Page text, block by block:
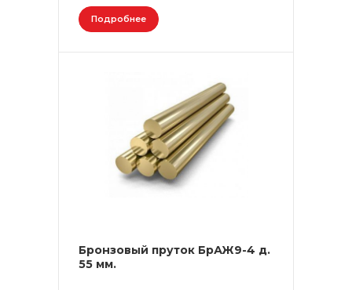
Подробнее
Бронзовый пруток БрАЖ9-4 д.
55 мм.